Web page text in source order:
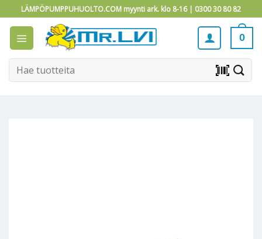
to
content
LÄMPÖPUMPPUHUOLTO.COM myynti ark. klo 8-16 | 0300 30 80 82
0
Etsi: barcode_scanner